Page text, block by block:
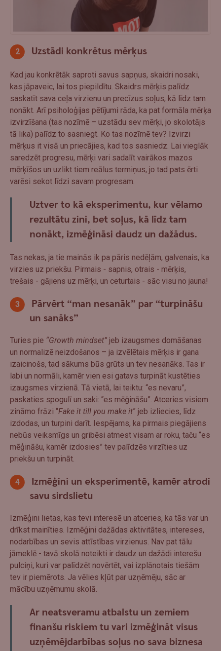
Uzstādi konkrētus mērķus
Kad jau konkrētāk saproti savus sapņus, skaidri nosaki,
kas jāpaveic, lai tos piepildītu. Skaidrs mērķis palīdz
saskatīt sava ceļa virzienu un precīzus soļus, kā līdz tam
nonākt. Arī psiholoģijas pētījumi rāda, ka pat formāla mērķa
izvirzīšana (tas nozīmē – uzstādu sev mērķi, jo skolotājs
tā lika) palīdz to sasniegt. Ko tas nozīmē tev? Izvirzi
mērķus it visā un priecājies, kad tos sasniedz. Lai vieglāk
saredzēt progresu, mērķi vari sadalīt vairākos mazos
mērķīšos un uzlikt tiem reālus termiņus, jo tad pats ērti
varēsi sekot līdzi savam progresam.
Uztver to kā eksperimentu, kur vēlamo
rezultātu zini, bet soļus, kā līdz tam
nonākt, izmēģināsi daudz un dažādus.
Tas nekas, ja tie mainās ik pa pāris nedēļām, galvenais, ka
virzies uz priekšu. Pirmais - sapnis, otrais - mērķis,
trešais - gājiens uz mērķi, un ceturtais - sāc visu no jauna!
Pārvērt “man nesanāk” par “turpināšu
un sanāks”
Turies pie “Growth mindset” jeb izaugsmes domāšanas
un normalizē neizdošanos – ja izvēlētais mērķis ir gana
izaicinošs, tad sākums būs grūts un tev nesanāks. Tas ir
labi un normāli, kamēr vien esi gatavs turpināt kustēties
izaugsmes virzienā. Tā vietā, lai teiktu: “es nevaru”,
paskaties spogulī un saki: “es mēģināšu”. Atceries visiem
zināmo frāzi “Fake it till you make it” jeb izliecies, līdz
izdodas, un turpini darīt. Iespējams, ka pirmais piegājiens
nebūs veiksmīgs un gribēsi atmest visam ar roku, taču “es
mēģināšu, kamēr izdosies” tev palīdzēs virzīties uz
priekšu un turpināt.
Izmēģini un eksperimentē, kamēr atrodi
savu sirdslietu
Izmēģini lietas, kas tevi interesē un atceries, ka tās var un
drīkst mainīties. Izmēģini dažādas aktivitātes, intereses,
nodarbības un sevis attīstības virzienus. Nav pat tālu
jāmeklē - tavā skolā noteikti ir daudz un dažādi interešu
pulciņi, kuri var palīdzēt novērtēt, vai izplānotais tiešām
tev ir piemērots. Ja vēlies kļūt par uzņēmēju, sāc ar
mācību uzņēmumu skolā.
Ar neatsveramu atbalstu un zemiem
finanšu riskiem tu vari izmēģināt visus
uzņēmējdarbības soļus no sava biznesa